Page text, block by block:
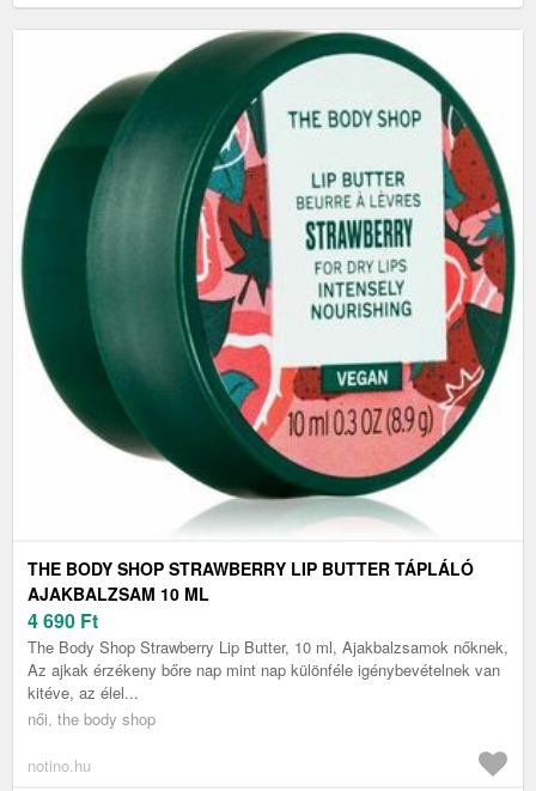
THE BODY SHOP STRAWBERRY LIP BUTTER TÁPLÁLÓ
AJAKBALZSAM 10 ML
4 690 Ft
The Body Shop Strawberry Lip Butter, 10 ml, Ajakbalzsamok nőknek,
Az ajkak érzékeny bőre nap mint nap különféle igénybevételnek van
kitéve, az élel...
női, the body shop
notino.hu